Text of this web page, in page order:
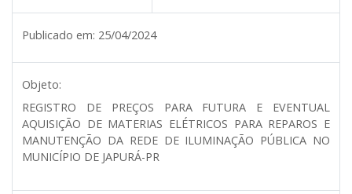
Publicado em: 25/04/2024
Objeto:
REGISTRO DE PREÇOS PARA FUTURA E EVENTUAL
AQUISIÇÃO DE MATERIAS ELÉTRICOS PARA REPAROS E
MANUTENÇÃO DA REDE DE ILUMINAÇÃO PÚBLICA NO
MUNICÍPIO DE JAPURÁ-PR